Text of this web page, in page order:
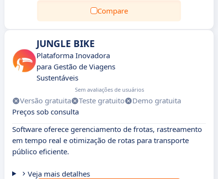
Compare
JUNGLE BIKE
Plataforma Inovadora
para Gestão de Viagens
Sustentáveis
Sem avaliações de usuários
Versão gratuita Teste gratuito
Demo gratuita
Preços sob consulta
Software oferece gerenciamento de frotas, rastreamento
em tempo real e otimização de rotas para transporte
público eficiente.
Veja mais detalhes